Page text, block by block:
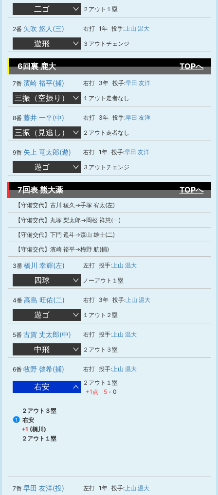
二ゴ ２アウト１塁
2番 矢吹 悠人(三) 右打 1年 投手:上山 温大
遊飛 ３アウトチェンジ
6回裏 鹿大 TOPへ
7番 濱崎 裕平(捕) 右打 3年 投手:早田 友洋
三振（空振り） １アウト走者なし
8番 藤井 一平(中) 右打 3年 投手:早田 友洋
三振（見逃し） ２アウト走者なし
9番 矢上 竜太郎(遊) 右打 1年 投手:早田 友洋
遊ゴ ３アウトチェンジ
7回表 熊大薬 TOPへ
【守備交代】古川 稜久→手塚 宥太(左)
【守備交代】丸塚 梨太郎→岡松 祥慧(一)
【守備交代】下門 遥斗→森山 雄士(二)
【守備交代】濱崎 裕平→梅野 航(捕)
3番 橋川 幸輝(左) 左打 投手:上山 温大
四球 ノーアウト１塁
4番 高島 旺佑(二) 右打 3年 投手:上山 温大
遊ゴ １アウト２塁
5番 古賀 丈太郎(中) 右打 投手:上山 温大
中飛 ２アウト３塁
6番 牧野 啓希(捕) 右打 投手:上山 温大
右安
２アウト１塁
+1点
5 - 0
２アウト３塁
1
右安
+1 (橋川)
２アウト１塁
7番 早田 友洋(投) 左打 1年 投手:上山 温大